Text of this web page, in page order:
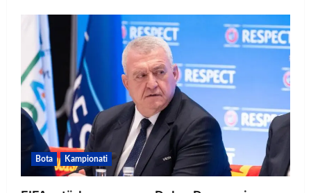
Bota Kampionati